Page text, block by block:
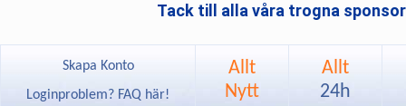
Tack till alla våra trogna
Skapa Konto
Loginproblem? FAQ här!
Allt
Nytt
Allt
24h